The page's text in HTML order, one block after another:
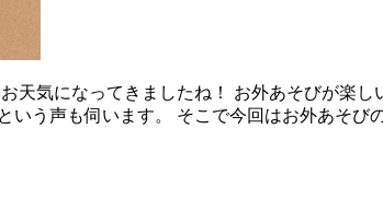
天気になってきましたね！ お外あそびが楽し
う声も伺います。 そこで今回はお外あそび